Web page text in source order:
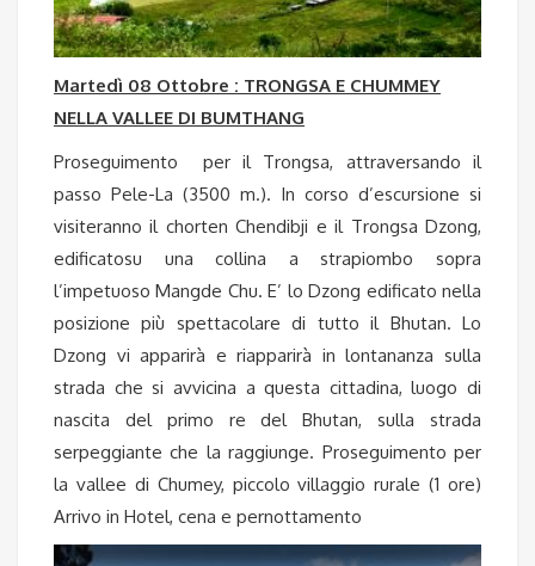
Martedì 08 Ottobre : TRONGSA E CHUMMEY
NELLA VALLEE DI BUMTHANG
Proseguimento per il Trongsa, attraversando il
passo Pele-La (3500 m.). In corso d’escursione si
visiteranno il chorten Chendibji e il Trongsa Dzong,
edificatosu una collina a strapiombo sopra
l’impetuoso Mangde Chu. E’ lo Dzong edificato nella
posizione più spettacolare di tutto il Bhutan. Lo
Dzong vi apparirà e riapparirà in lontananza sulla
strada che si avvicina a questa cittadina, luogo di
nascita del primo re del Bhutan, sulla strada
serpeggiante che la raggiunge. Proseguimento per
la vallee di Chumey, piccolo villaggio rurale (1 ore)
Arrivo in Hotel, cena e pernottamento